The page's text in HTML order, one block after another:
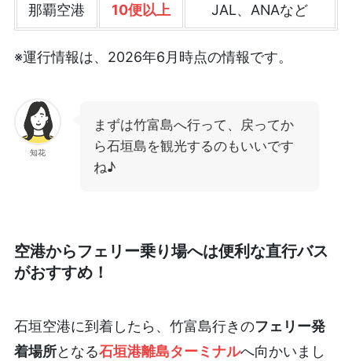
那覇空港 10便以上 JAL、ANAなど
※運行情報は、2026年6月時点の情報です。
知花
まずは竹富島へ行って、戻ってか
ら石垣島を観光するのもいいです
ね♪
空港からフェリー乗り場へは便利な直行バス
がおすすめ！
石垣空港に到着したら、竹富島行きのフェリー発
着場所となる石垣港離島ターミナルへ向かいまし